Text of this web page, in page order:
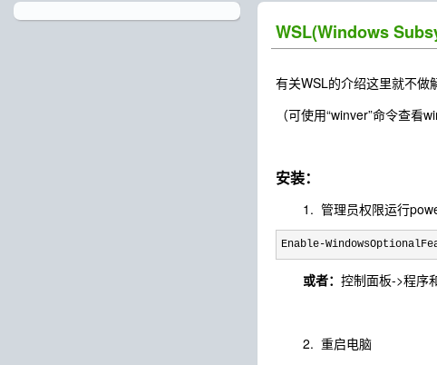
WSL(Windows
有关WSL的介绍这里就不
（可使用“winver”命令查看
安装：
1. 管理员权限运行
Enable-
或者： 控制面板->程序
2. 重启电脑